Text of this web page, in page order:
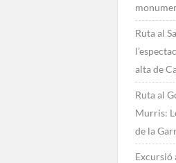
Ruta al
alta de
Ruta al
Murris:
de la
Excursió